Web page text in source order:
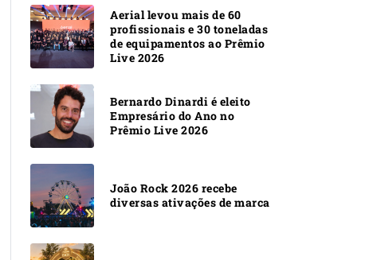
Aerial levou mais de 60
profissionais e 30 toneladas
de equipamentos ao Prêmio
Live 2026
Bernardo Dinardi é eleito
Empresário do Ano no
Prêmio Live 2026
João Rock 2026 recebe
diversas ativações de marca